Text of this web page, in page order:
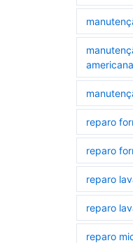
americana
reparo
reparo
reparo
reparo
reparo